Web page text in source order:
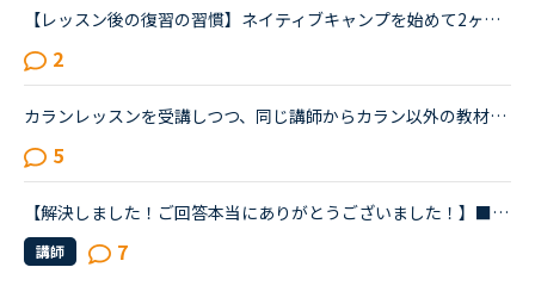
【レッスン後の復習の習慣】ネイティブキャンプを始めて2ヶ月程です。皆さんは、レッスン後の復習を、いつ、どれくらいの時間をかけてやっていらっしゃいますか？新たに知ったフレーズを見返したり、言えなかった...
2
カランレッスンを受講しつつ、同じ講師からカラン以外の教材でもレッスンを受講しているかたにお尋ねします。私は現状stage8で、これまでカラン以外のレッスンはほとんどサドンで様々な講師から受講していました...
5
【解決しました！ご回答本当にありがとうございました！】■効果的なカランレッスンの進め方について2020年1月からネイティブキャンプを始め、現在カランレッスンはステージ4の全復習直前段階です。毎回どうしても...
講師 7